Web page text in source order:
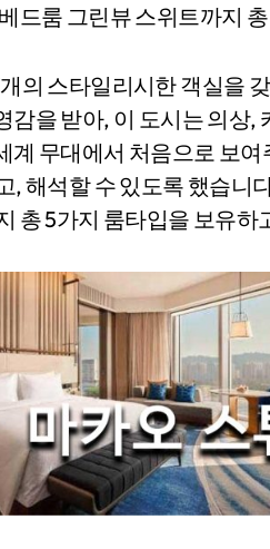
드룸 그린뷰 스위트까지
의 스타일리시한 객실을
감을 받아, 이 도시는 의상,
계 무대에서 처음으로 보
, 해석할 수 있도록 했습니
총 5가지 룸타입을 보유하